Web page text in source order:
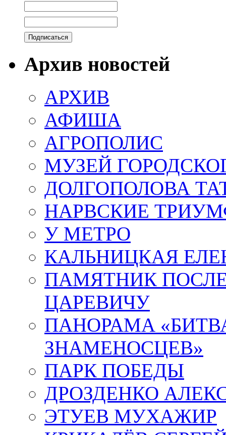
Архив новостей
АРХИВ
АФИША
АГРОПОЛИС
МУЗЕЙ
ДОЛГОПОЛОВА
НАРВСКИЕ
У МЕТРО
КАЛЬНИЦКАЯ
ПАМЯТНИК
ЦАРЕВИЧУ
ПАНОРАМА
ЗНАМЕНОСЦЕВ»
ПАРК ПОБЕДЫ
ДРОЗДЕНКО
ЭТУЕВ МУХАЖИР